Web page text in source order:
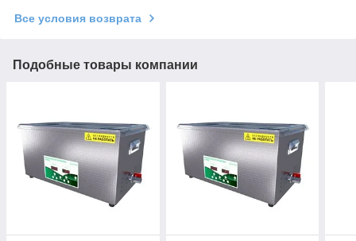
Все условия возврата
Подобные товары компании